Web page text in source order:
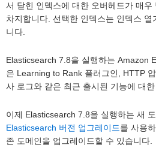
서 닫힌 인덱스에 대한 오버헤드가 매
차지합니다. 선택한 인덱스는 인덱스
니다.
Elasticsearch 7.8을 실행하는 Amazon
은 Learning to Rank 플러그인, HTTP
사 로그와 같은 최근 출시된 기능에 대
이제 Elasticsearch 7.8을 실행하는 새
Elasticsearch 버전 업그레이드를 사용
존 도메인을 업그레이드할 수 있습니다.